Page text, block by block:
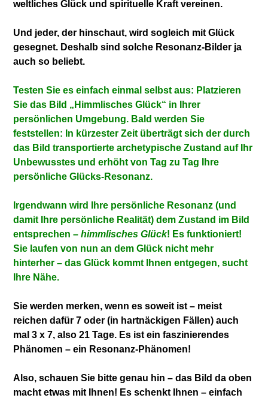
weltliches Glück und spirituelle Kraft vereinen.
Und jeder, der hinschaut, wird sogleich mit Glück
gesegnet. Deshalb sind solche Resonanz-Bilder ja
auch so beliebt.
Testen Sie es einfach einmal selbst aus: Platzieren
Sie das Bild „Himmlisches Glück“ in Ihrer
persönlichen Umgebung. Bald werden Sie
feststellen: In kürzester Zeit überträgt sich der durch
das Bild transportierte archetypische Zustand auf Ihr
Unbewusstes und erhöht von Tag zu Tag Ihre
persönliche Glücks-Resonanz.
Irgendwann wird Ihre persönliche Resonanz (und
damit Ihre persönliche Realität) dem Zustand im Bild
entsprechen –himmlisches Glück! Es funktioniert!
Sie laufen von nun an dem Glück nicht mehr
hinterher – das Glück kommt Ihnen entgegen, sucht
Ihre Nähe.
Sie werden merken, wenn es soweit ist – meist
reichen dafür 7 oder (in hartnäckigen Fällen) auch
mal 3 x 7, also 21 Tage. Es ist ein faszinierendes
Phänomen – ein Resonanz-Phänomen!
Also, schauen Sie bitte genau hin – das Bild da oben
macht etwas mit Ihnen! Es schenkt Ihnen – einfach